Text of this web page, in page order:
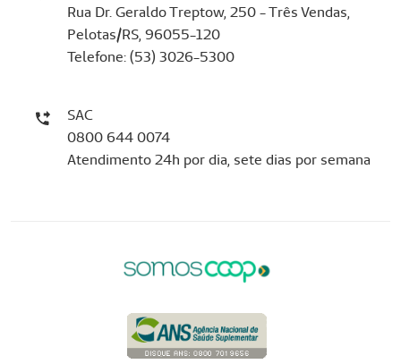
Rua Dr. Geraldo Treptow, 250 - Três Vendas,
Pelotas/RS, 96055-120
Telefone: (53) 3026-5300
SAC
0800 644 0074
Atendimento 24h por dia, sete dias por semana